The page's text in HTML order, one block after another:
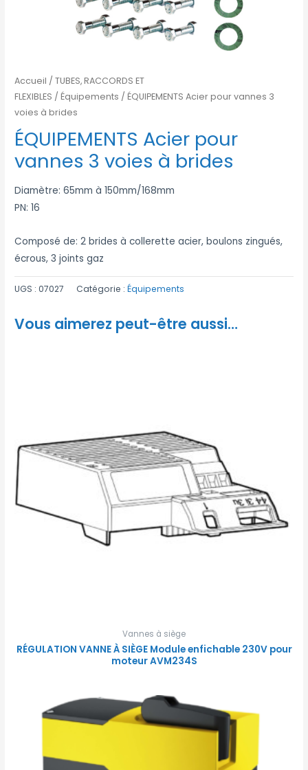
Accueil /TUBES, RACCORDS ET
FLEXIBLES /Équipements / ÉQUIPEMENTS Acier pour vannes 3
voies à brides
ÉQUIPEMENTS Acier pour
vannes 3 voies à brides
Diamètre: 65mm à 150mm/168mm
PN: 16
Composé de: 2 brides à collerette acier, boulons zingués,
écrous, 3 joints gaz
UGS :07027 Catégorie :Équipements
Vous aimerez peut-être aussi…
Vannes à siège
RÉGULATION VANNE À SIÈGE Module enfichable 230V pour
moteur AVM234S